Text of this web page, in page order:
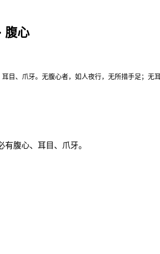
腹心
目、爪牙。无腹心者，如人夜行，无所措手足；
有腹心、耳目、爪牙。